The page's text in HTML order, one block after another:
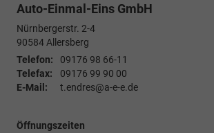
Auto-Einmal-Eins GmbH
Nürnbergerstr. 2-4
90584Allersberg
Telefon:
09176 98 66-11
Telefax:
09176 99 90 00
E-Mail:
t.endres@a-e-e.de
Öffnungszeiten